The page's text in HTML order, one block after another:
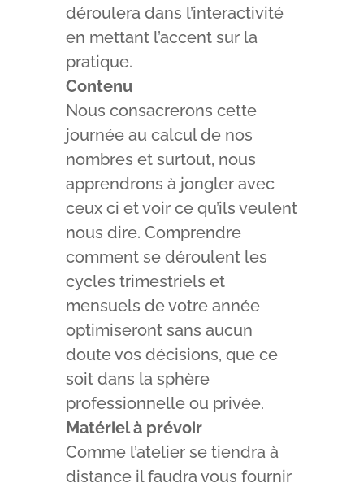
déroulera dans l’interactivité
en mettant l’accent sur la
pratique.
Contenu
Nous consacrerons cette
journée au calcul de nos
nombres et surtout, nous
apprendrons à jongler avec
ceux ci et voir ce qu’ils veulent
nous dire. Comprendre
comment se déroulent les
cycles trimestriels et
mensuels de votre année
optimiseront sans aucun
doute vos décisions, que ce
soit dans la sphère
professionnelle ou privée.
Matériel à prévoir
Comme l’atelier se tiendra à
distance il faudra vous fournir